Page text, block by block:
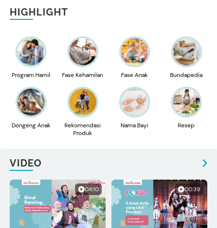
HIGHLIGHT
Program Hamil Fase Kehamilan Fase Anak Bundapedia
Dongeng Anak
Rekomendasi
Produk
Nama Bayi Resep
VIDEO
04:10 00:39